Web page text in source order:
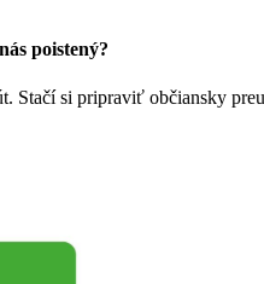
poistený?
Stačí si pripraviť občiansky